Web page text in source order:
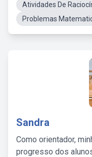
Atividades De
Problemas
Sandra
Como orientador,
progresso dos